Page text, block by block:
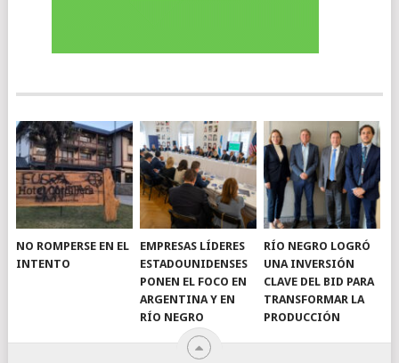
NO ROMPERSE EN EL
INTENTO
EMPRESAS LÍDERES
ESTADOUNIDENSES
PONEN EL FOCO EN
ARGENTINA Y EN
RÍO NEGRO
RÍO NEGRO LOGRÓ
UNA INVERSIÓN
CLAVE DEL BID PARA
TRANSFORMAR LA
PRODUCCIÓN